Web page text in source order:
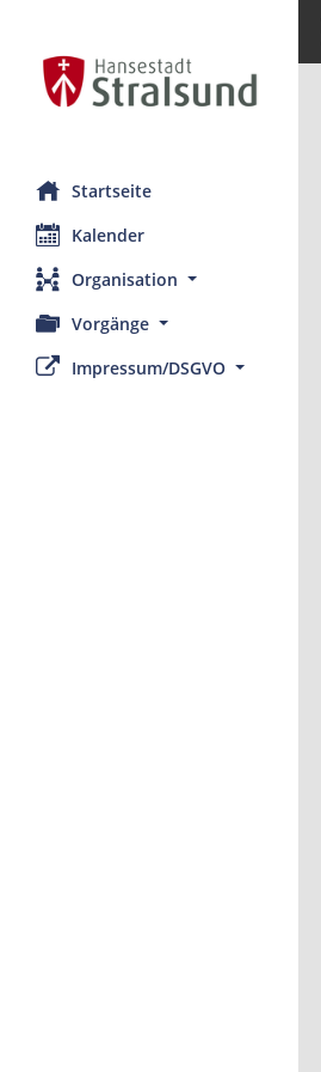
Startseite
Kalender
Organisation
Vorgänge
Impressum/DSGVO